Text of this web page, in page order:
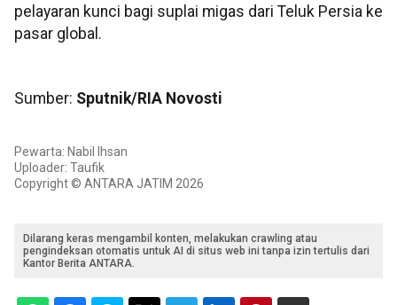
pelayaran kunci bagi suplai migas dari Teluk Persia ke
pasar global.
Sumber: Sputnik/RIA Novosti
Pewarta: Nabil Ihsan
Uploader: Taufik
Copyright © ANTARA JATIM 2026
Dilarang keras mengambil konten, melakukan crawling atau
pengindeksan otomatis untuk AI di situs web ini tanpa izin tertulis dari
Kantor Berita ANTARA.